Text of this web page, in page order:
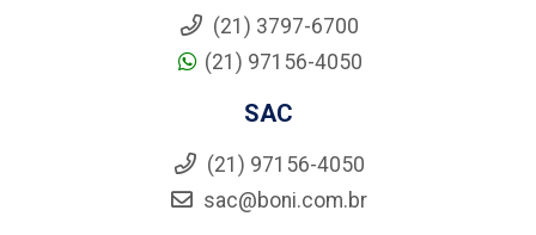
(21) 3797-6700
(21) 97156-4050
SAC
(21) 97156-4050
sac@boni.com.br